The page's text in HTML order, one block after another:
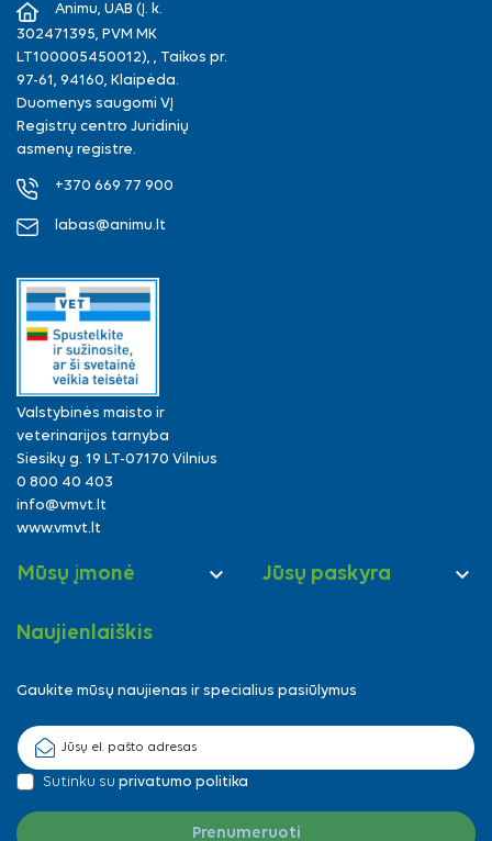
Animu, UAB (Į. k.
302471395, PVM MK
LT100005450012), , Taikos pr.
97-61, 94160, Klaipėda.
Duomenys saugomi VĮ
Registrų centro Juridinių
asmenų registre.
+370 669 77 900
labas@animu.lt
Valstybinės maisto ir
veterinarijos tarnyba
Siesikų g. 19 LT-07170 Vilnius
0 800 40 403
info@vmvt.lt
www.vmvt.lt
Mūsų įmonė  Jūsų paskyra 
Naujienlaiškis
Gaukite mūsų naujienas ir specialius pasiūlymus
Sutinku su privatumo politika